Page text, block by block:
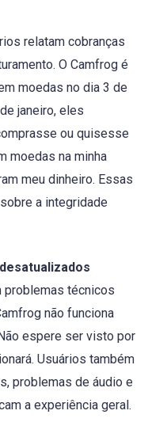
relatam cobranças
O Camfrog é
moedas no dia 3 de
janeiro, eles
ou quisesse
moedas na minha
meu dinheiro. Essas
a integridade
problemas técnicos
não funciona
espere ser visto por
Usuários também
problemas de áudio e
a experiência geral.